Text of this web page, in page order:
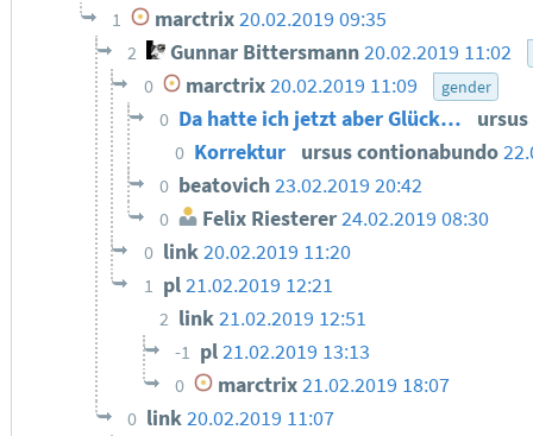
1 marctrix20.02.2019 09:35
2 Gunnar Bittersmann20.02.2019 11:02
0 marctrix20.02.2019 11:09 gender
0 Da hatte ich jetzt aber Glück…
0 Korrektur ursus contionabundo
0 beatovich23.02.2019 20:42
0 Felix Riesterer 24.02.2019 08:30
0 link20.02.2019 11:20
1 pl21.02.2019 12:21
2 link21.02.2019 12:51
-1 pl21.02.2019 13:13
0 marctrix21.02.2019 18:07
0 link20.02.2019 11:07